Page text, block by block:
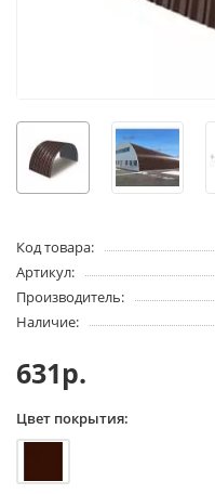
Код товара:
Артикул:
Производитель:
Наличие:
631р.
Цвет покрытия: